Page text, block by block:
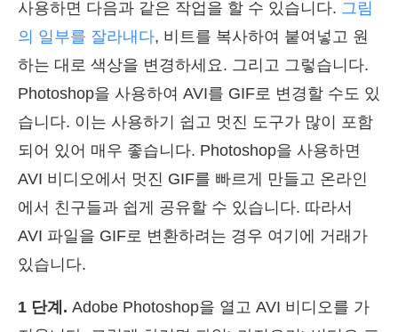
사용하면 다음과 같은 작업을 할 수 있습니다. 그림
의 일부를 잘라내다, 비트를 복사하여 붙여넣고 원
하는 대로 색상을 변경하세요. 그리고 그렇습니다.
Photoshop을 사용하여 AVI를 GIF로 변경할 수도 있
습니다. 이는 사용하기 쉽고 멋진 도구가 많이 포함
되어 있어 매우 좋습니다. Photoshop을 사용하면
AVI 비디오에서 멋진 GIF를 빠르게 만들고 온라인
에서 친구들과 쉽게 공유할 수 있습니다. 따라서
AVI 파일을 GIF로 변환하려는 경우 여기에 거래가
있습니다.
1 단계. Adobe Photoshop을 열고 AVI 비디오를 가